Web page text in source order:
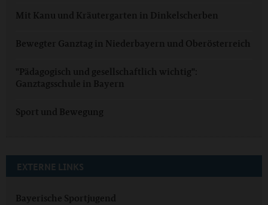
Mit Kanu und Kräutergarten in Dinkelscherben
Bewegter Ganztag in Niederbayern und Oberösterreich
"Pädagogisch und gesellschaftlich wichtig":
Ganztagsschule in Bayern
Sport und Bewegung
EXTERNE LINKS
Bayerische Sportjugend